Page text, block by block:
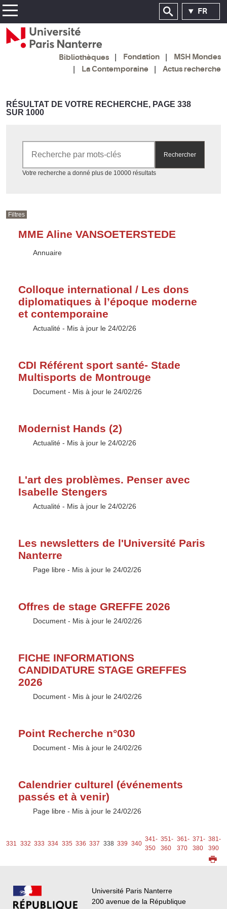
FR
Bibliothèques Fondation
MSH Mondes
La Contemporaine
Actus recherche
RÉSULTAT DE VOTRE RECHERCHE, PAGE 338
SUR 1000
Rechercher
Votre recherche a donné plus de 10000 résultatsAccéder aux résultats
Filtres
MME Aline VANSOETERSTEDE
Type :
Annuaire
Colloque international / Les dons
diplomatiques à l’époque moderne
et contemporaine
Type :
Actualité - Mis à jour le 24/02/26
CDI Référent sport santé- Stade
Multisports de Montrouge
Type :
Document - Mis à jour le 24/02/26
Modernist Hands (2)
Type :
Actualité - Mis à jour le 24/02/26
L'art des problèmes. Penser avec
Isabelle Stengers
Type :
Actualité - Mis à jour le 24/02/26
Les newsletters de l'Université Paris
Nanterre
Type :
Page libre - Mis à jour le 24/02/26
Offres de stage GREFFE 2026
Type :
Document - Mis à jour le 24/02/26
FICHE INFORMATIONS
CANDIDATURE STAGE GREFFES
2026
Type :
Document - Mis à jour le 24/02/26
Point Recherche n°030
Type :
Document - Mis à jour le 24/02/26
Calendrier culturel (événements
passés et à venir)
Type :
Page libre - Mis à jour le 24/02/26
331 332 333 334 335 336 337 338 339 340
341-
350
351-
360
361-
370
371-
380
381-
390
Université Paris Nanterre
200 avenue de la République